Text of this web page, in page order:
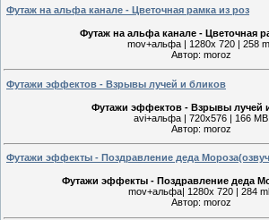
Футаж на альфа канале - Цветочная рамка из роз
Футаж на альфа канале - Цветочная
mov+альфа | 1280х 720 | 258
Автор: moroz
Футажи эффектов - Взрывы лучей и бликов
Футажи эффектов - Взрывы лучей
avi+альфа | 720x576 | 166 MB
Автор: moroz
Футажи эффекты - Поздравление деда
Футажи эффекты - Поздравление деда
mov+альфа| 1280х 720 | 284
Автор: moroz